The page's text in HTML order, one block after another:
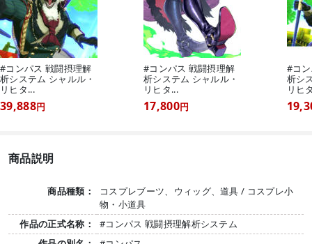
#コンパス 戦闘摂理解
析システム シャルル・
リヒタ...
39,888円
#コンパス 戦闘摂理解
析システム シャルル・
リヒタ...
17,800円
#コ
析シ
リヒ
商品説明
商品種類：
コスプレブーツ、ウィッグ、道具 / コスプレ小
物・小道具
作品の正式名称：
#コンパス 戦闘摂理解析システム